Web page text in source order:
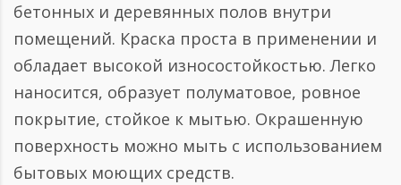
бетонных и деревянных полов внутри
помещений. Краска проста в применении и
обладает высокой износостойкостью. Легко
наносится, образует полуматовое, ровное
покрытие, стойкое к мытью. Окрашенную
поверхность можно мыть с использованием
бытовых моющих средств.